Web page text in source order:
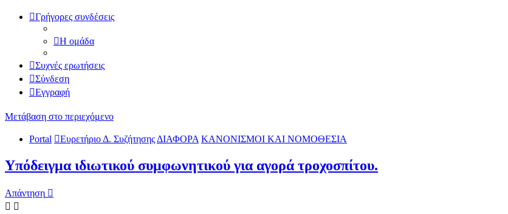
Γρήγορες συνδέσεις
Η ομάδα
Συχνές ερωτήσεις
Σύνδεση
Εγγραφή
Μετάβαση στο περιεχόμενο
Portal Ευρετήριο Δ. ΣυζήτησηςΔΙΑΦΟΡΑ ΚΑΝΟΝΙΣΜΟΙ ΚΑΙ ΝΟΜΟΘΕΣΙΑ
Υπόδειγμα ιδιωτικού συμφωνητικoύ για αγορά τροχοσπίτου.
Απάντηση